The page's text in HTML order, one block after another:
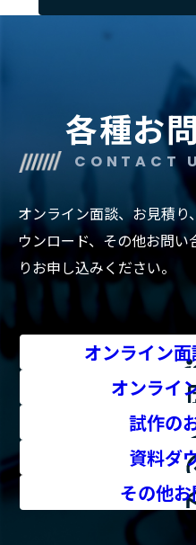
各種お
CONTACT
オンライン面談、お見積
ウンロード、その他お問い
りお申し込みください。
オンライン
オンライ
試作の
資料ダ
その他